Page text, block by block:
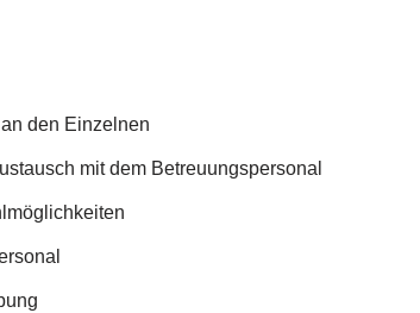
den Einzelnen
mit dem Betreuungspersonal